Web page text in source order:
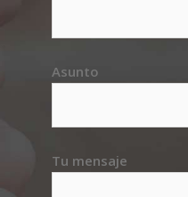
Asunto
Tu mensaje